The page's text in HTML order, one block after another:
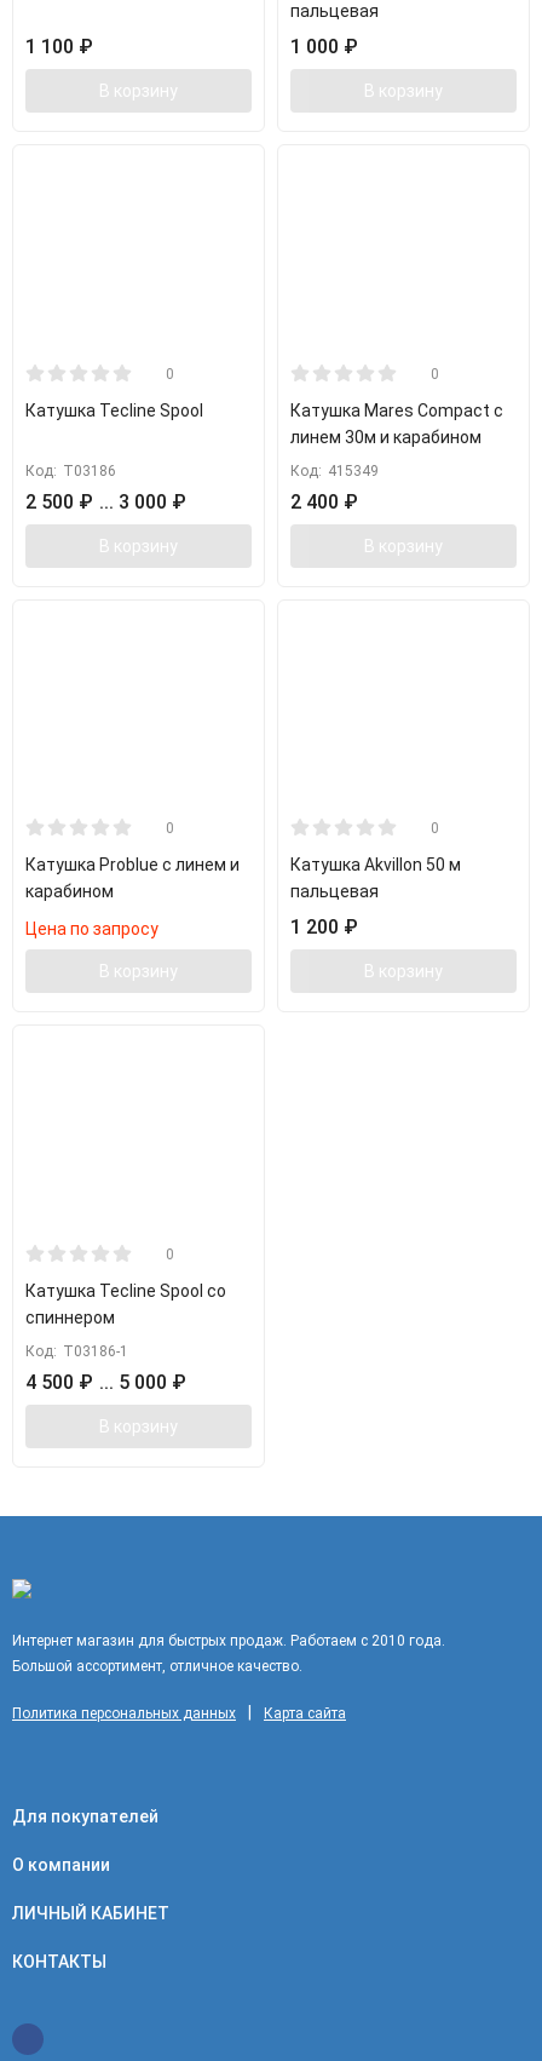
1 100 ₽
В корзину
пальцевая
1 000 ₽
В корзину
0
Катушка Tecline Spool
Код: Т03186
2 500 ₽ ... 3 000 ₽
В корзину
0
Катушка Mares Compact с
линем 30м и карабином
Код: 415349
2 400 ₽
В корзину
0
Катушка Problue с линем и
карабином
Цена по запросу
В корзину
0
Катушка Akvillon 50 м
пальцевая
1 200 ₽
В корзину
0
Катушка Tecline Spool со
спиннером
Код: Т03186-1
4 500 ₽ ... 5 000 ₽
В корзину
Интернет магазин для быстрых продаж. Работаем с 2010 года.
Большой ассортимент, отличное качество.
Политика персональных данных Карта сайта
Для покупателей
О компании
ЛИЧНЫЙ КАБИНЕТ
КОНТАКТЫ